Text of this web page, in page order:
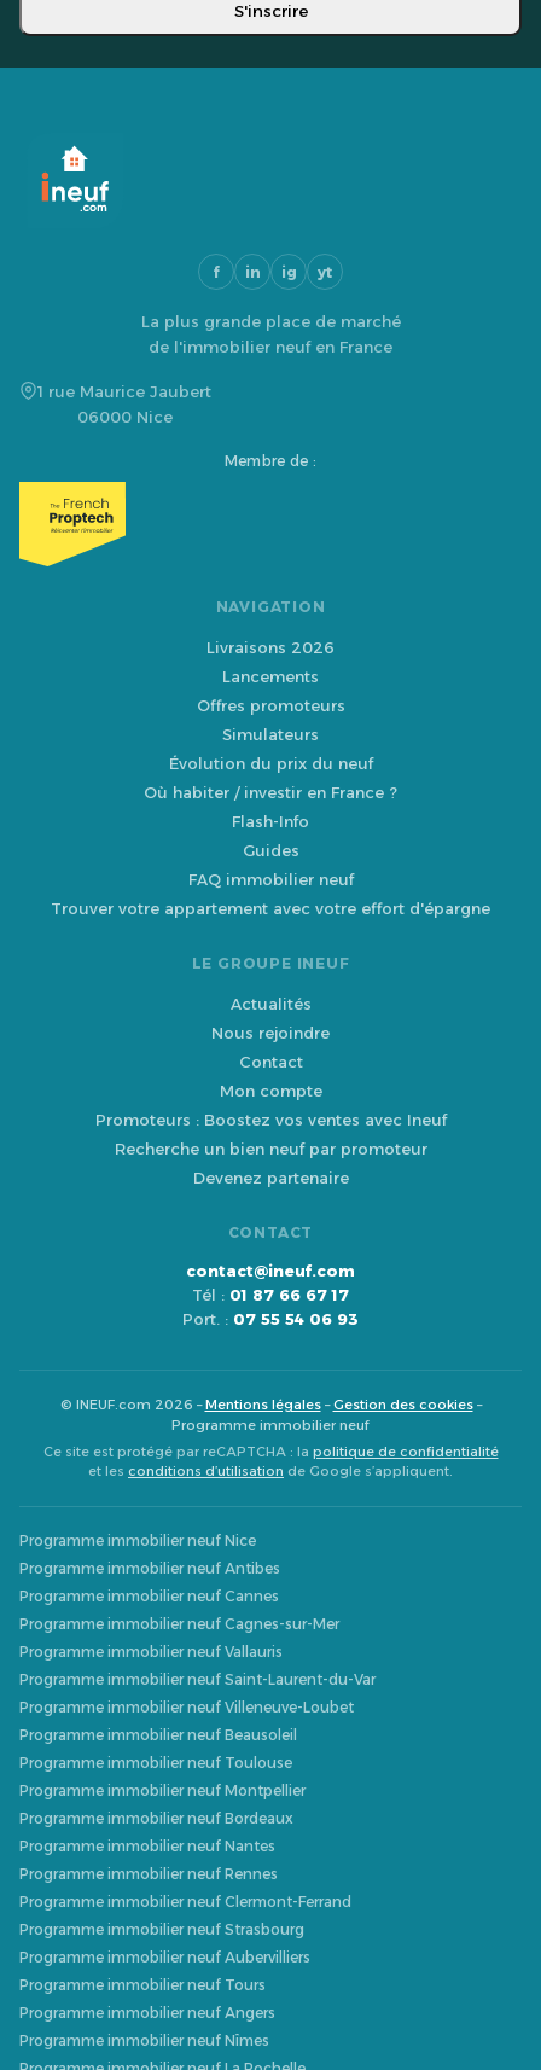
S'inscrire
f in ig yt
La plus grande place de marché
de l'immobilier neuf en France
1 rue Maurice Jaubert
06000 Nice
Membre de :
NAVIGATION
Livraisons 2026
Lancements
Offres promoteurs
Simulateurs
Évolution du prix du neuf
Où habiter / investir en France ?
Flash-Info
Guides
FAQ immobilier neuf
Trouver votre appartement avec votre effort d'épargne
LE GROUPE INEUF
Actualités
Nous rejoindre
Contact
Mon compte
Promoteurs : Boostez vos ventes avec Ineuf
Recherche un bien neuf par promoteur
Devenez partenaire
CONTACT
contact@ineuf.com
Tél : 01 87 66 67 17
Port. : 07 55 54 06 93
© INEUF.com 2026 –Mentions légales–Gestion des cookies–
Programme immobilier neuf
Ce site est protégé par reCAPTCHA : la politique de confidentialité
et les conditions d’utilisation de Google s’appliquent.
Programme immobilier neuf Nice
Programme immobilier neuf Antibes
Programme immobilier neuf Cannes
Programme immobilier neuf Cagnes-sur-Mer
Programme immobilier neuf Vallauris
Programme immobilier neuf Saint-Laurent-du-Var
Programme immobilier neuf Villeneuve-Loubet
Programme immobilier neuf Beausoleil
Programme immobilier neuf Toulouse
Programme immobilier neuf Montpellier
Programme immobilier neuf Bordeaux
Programme immobilier neuf Nantes
Programme immobilier neuf Rennes
Programme immobilier neuf Clermont-Ferrand
Programme immobilier neuf Strasbourg
Programme immobilier neuf Aubervilliers
Programme immobilier neuf Tours
Programme immobilier neuf Angers
Programme immobilier neuf Nîmes